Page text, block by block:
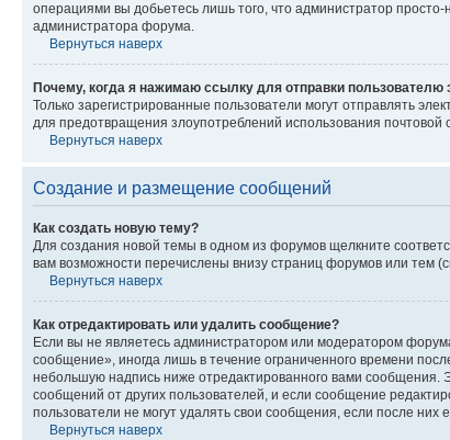
операциями вы добьетесь лишь того, что администратор
администратора форума.
Вернуться наверх
Почему, когда я нажимаю ссылку для отправки пользователю
Только зарегистрированные пользователи могут отправлять
для предотвращения злоупотреблений использования
Вернуться наверх
Создание и размещение сообщений
Как создать новую тему?
Для создания новой темы в одном из форумов щелкните
вам возможности перечислены внизу страниц форумов или тем
Вернуться наверх
Как отредактировать или удалить сообщение?
Если вы не являетесь администратором или модератором
сообщение», иногда лишь в течение ограниченного времени
небольшую надпись ниже отредактированного вами сообщения.
сообщений от других пользователей, и если сообщение
пользователи не могут удалять свои сообщения, если после них
Вернуться наверх